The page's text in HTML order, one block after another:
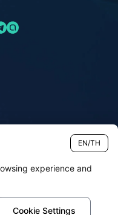
EN/TH
experience and
Cookie Settings